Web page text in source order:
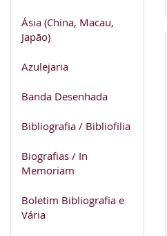
Ásia (China, Macau,
Japão)
Azulejaria
Banda Desenhada
Bibliografia / Bibliofilia
Biografias / In
Memoriam
Boletim Bibliografia e
Vária